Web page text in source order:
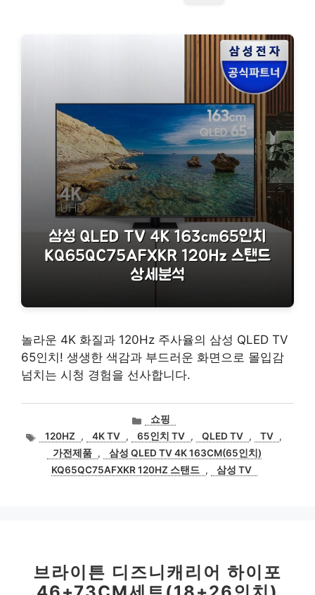
놀라운 4K 화질과 120Hz 주사율의 삼성 QLED TV
65인치! 생생한 색감과 부드러운 화면으로 몰입감
넘치는 시청 경험을 선사합니다.
카
테
고
리
쇼핑
태120HZ , 4K TV , 65인치 TV , QLED TV , TV ,
가전제품 ,
삼성 QLED TV 4K 163CM(65인치)
KQ65QC75AFXKR 120HZ 스탠드 , 삼성 TV
브라이튼 디즈니캐리어 하이포